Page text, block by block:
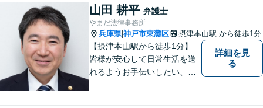
害／問題社員／クレーマー／
債務整理）借金の解決実績は1
00件以上！
山田 耕平 弁護士
やまだ法律事務所
兵庫県|神戸市東灘区 摂津本山駅 から徒歩1分
【摂津本山駅から徒歩1分】
皆様が安心して日常生活を送
れるようお手伝いしたい、皆
詳細を見
る